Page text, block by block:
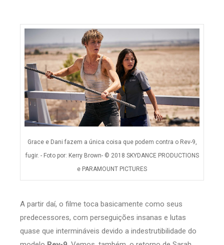
Grace e Dani fazem a única coisa que podem contra o Rev-9,
fugir. - Foto por: Kerry Brown- © 2018 SKYDANCE PRODUCTIONS
e PARAMOUNT PICTURES
A partir daí, o filme toca basicamente como seus
predecessores, com perseguições insanas e lutas
quase que intermináveis devido a indestrutibilidade do